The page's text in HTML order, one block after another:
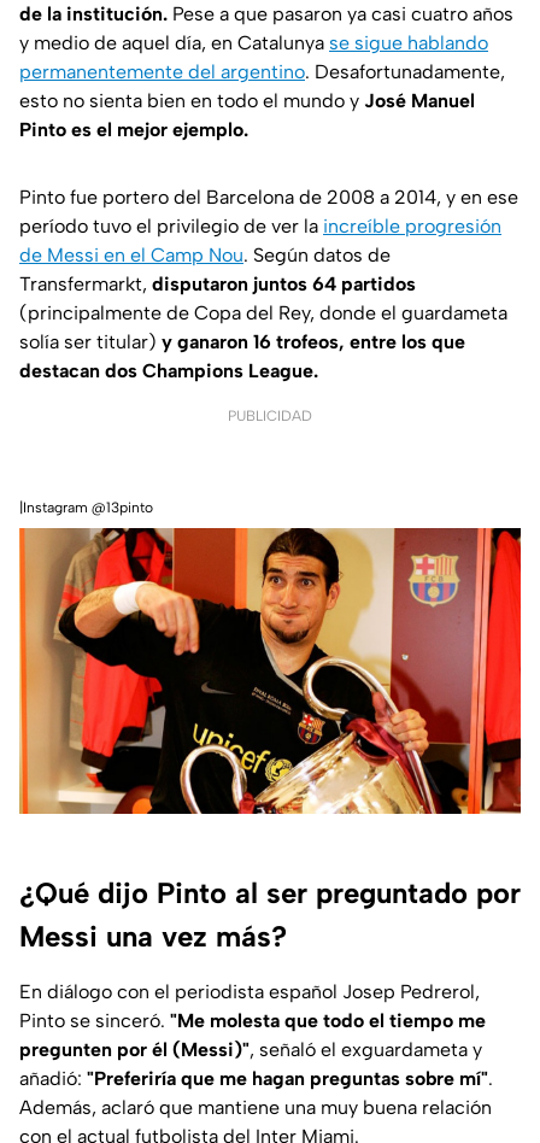
de la institución. Pese a que pasaron ya casi cuatro años
y medio de aquel día, en Catalunya se sigue hablando
permanentemente del argentino. Desafortunadamente,
esto no sienta bien en todo el mundo y José Manuel
Pinto es el mejor ejemplo.
Pinto fue portero del Barcelona de 2008 a 2014, y en ese
período tuvo el privilegio de ver la increíble progresión
de Messi en el Camp Nou. Según datos de
Transfermarkt, disputaron juntos 64 partidos
(principalmente de Copa del Rey, donde el guardameta
solía ser titular) y ganaron 16 trofeos, entre los que
destacan dos Champions League.
PUBLICIDAD
|Instagram @13pinto
¿Qué dijo Pinto al ser preguntado por
Messi una vez más?
En diálogo con el periodista español Josep Pedrerol,
Pinto se sinceró. "Me molesta que todo el tiempo me
pregunten por él (Messi)", señaló el exguardameta y
añadió: "Preferiría que me hagan preguntas sobre mí".
Además, aclaró que mantiene una muy buena relación
con el actual futbolista del Inter Miami.